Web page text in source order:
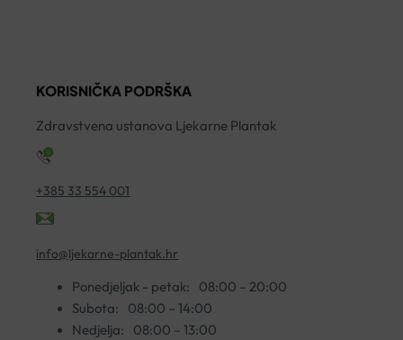
količina
količina
KORISNIČKA PODRŠKA
Zdravstvena ustanova Ljekarne Plantak
+385 33 554 001
info@ljekarne-plantak.hr
Ponedjeljak - petak:
08:00 – 20:00
Subota:
08:00 – 14:00
Nedjelja:
08:00 – 13:00